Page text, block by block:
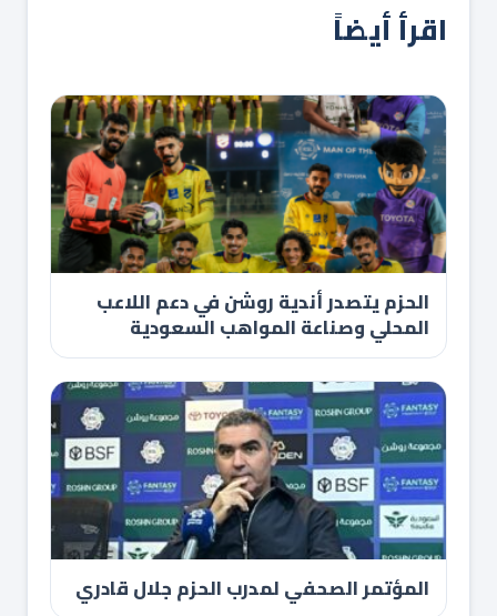
اقرأ أيضاً
الحزم يتصدر أندية روشن في دعم اللاعب
المحلي وصناعة المواهب السعودية
المؤتمر الصحفي لمدرب الحزم جلال قادري